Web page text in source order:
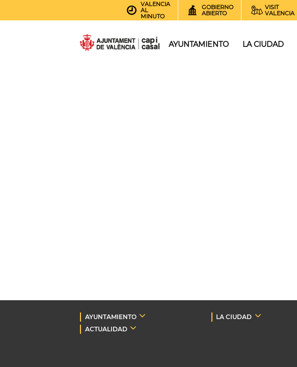
VALENCIA
AL
MINUTO
GOBIERNO
ABIERTO
VISIT
VALENCIA
AYUNTAMIENTO LA CIUDAD
AYUNTAMIENTO LA CIUDAD
ACTUALIDAD